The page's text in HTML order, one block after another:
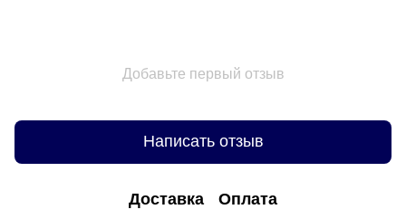
Добавьте первый отзыв
Написать отзыв
Доставка Оплата